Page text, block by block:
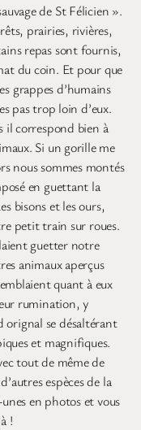
de St Félicien ».
prairies, rivières,
repas sont fournis,
du coin. Et pour que
grappes d’humains
pas trop loin d’eux.
il correspond bien à
Si un gorille me
nous sommes montés
en guettant la
bisons et les ours,
petit train sur roues.
guetter notre
animaux aperçus
quant à eux
rumination, y
orignal se désaltérant
et magnifiques.
tout de même de
espèces de la
en photos et vous
!